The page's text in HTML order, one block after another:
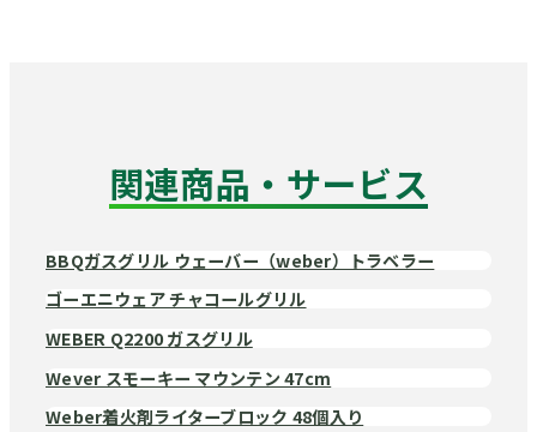
関連商品・サービス
BBQガスグリル ウェーバー（weber）トラベラー
ゴーエニウェア チャコールグリル
WEBER Q2200 ガスグリル
Wever スモーキー マウンテン 47cm
Weber着火剤ライターブロック 48個入り